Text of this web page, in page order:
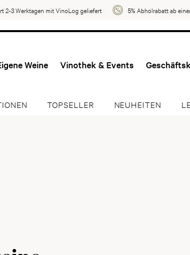
2-3 Werktagen mit VinoLog geliefert 5% Abholrabatt ab
Weine Vinothek & Events
TOPSELLER NEUHEITEN